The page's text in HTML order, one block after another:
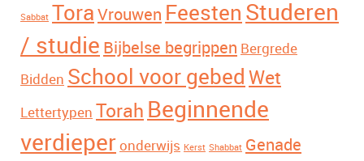
Sabbat Tora Vrouwen Feesten Studeren
/ studie Bijbelse begrippen Bergrede
Bidden School voor gebed Wet
Lettertypen Torah Beginnende
verdieper onderwijs Kerst Shabbat Genade